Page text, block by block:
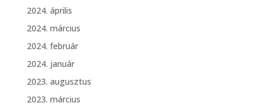
2024. április
2024. március
2024. február
2024. január
2023. augusztus
2023. március